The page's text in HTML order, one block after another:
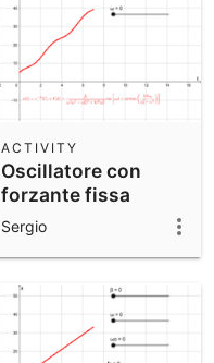
Oscillatore con
forzante fissa
ACTIVITY
Sergio